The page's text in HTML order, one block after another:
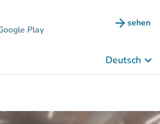
Play arrow_forward sehen
(new
Deutsch keyboard_arrow_down